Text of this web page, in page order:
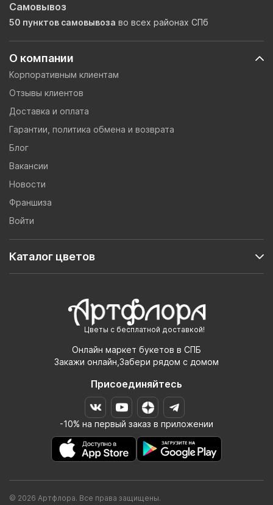
Цветы с бесплатной доставкой!
Онлайн маркет букетов в СПБ
Закажи онлайн,Забери рядом с домом
Присоединяйтесь
-10% на первый заказ в приложении
О компании
Корпоративным клиентам
Отзывы клиентов
Доставка и оплата
Гарантии, политика обмена и возврата
Блог
Вакансии
Новости
Франшиза
Войти
Каталог цветов
Самовывоз
50 пунктов самовывоза во всех районах СПб
© 2026 Артфлора. Все права защищены.